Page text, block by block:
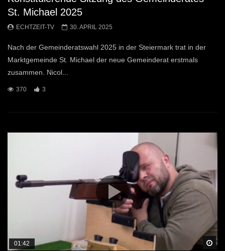
St. Michael 2025
ECHTZEIT-TV 30. APRIL 2025
Nach der Gemeinderatswahl 2025 in der Steiermark trat in der
Marktgemeinde St. Michael der neue Gemeinderat erstmals
zusammen. Nicol...
370 3
01:42